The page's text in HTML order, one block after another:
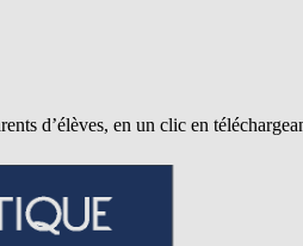
d’élèves, en un clic en